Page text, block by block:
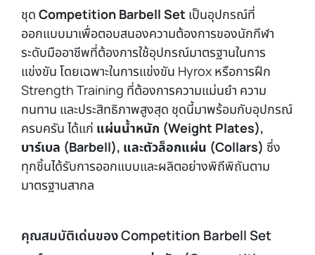
ชุด Competition Barbell Set เป็นอุปกรณ์ที่
ออกแบบมาเพื่อตอบสนองความต้องการของนักกีฬา
ระดับมืออาชีพที่ต้องการใช้อุปกรณ์มาตรฐานในการ
แข่งขัน โดยเฉพาะในการแข่งขัน Hyrox หรือการฝึก
Strength Training ที่ต้องการความแม่นยำ ความ
ทนทาน และประสิทธิภาพสูงสุด ชุดนี้มาพร้อมกับอุปกรณ์
ครบครัน ได้แก่ แผ่นน้ำหนัก (Weight Plates),
บาร์เบล (Barbell), และตัวล็อกแผ่น (Collars) ซึ่ง
ทุกชิ้นได้รับการออกแบบและผลิตอย่างพิถีพิถันตาม
มาตรฐานสากล
คุณสมบัติเด่นของ Competition Barbell Set